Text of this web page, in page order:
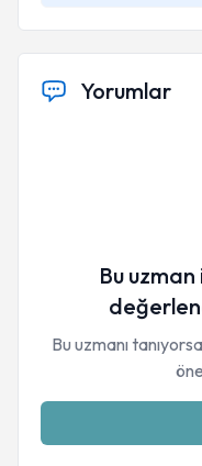
Yorumlar
Bu
Bu uzmanı